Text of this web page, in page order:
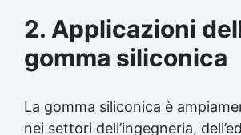
Gomma siliconica per modelli
siliconica per calchi precisi
per oggetti artistici Gomma
Gomma siliconica per oggetti
siliconica per modelli Gomma
precisione Gomma siliconica
2. Applicazioni
gomma siliconica
La gomma siliconica è
nei settori dell’ingegneria,